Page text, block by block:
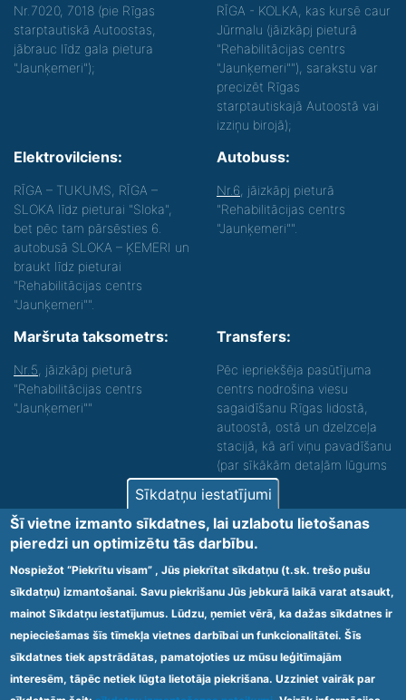
Nr.7020, 7018 (pie Rīgas
starptautiskā Autoostas,
jābrauc līdz gala pietura
"Jaunķemeri");
RĪGA - KOLKA, kas kursē caur
Jūrmalu (jāizkāpj pieturā
"Rehabilitācijas centrs
"Jaunķemeri""), sarakstu var
precizēt Rīgas
starptautiskajā Autoostā vai
izziņu birojā);
Elektrovilciens:
RĪGA – TUKUMS, RĪGA –
SLOKA līdz pieturai "Sloka",
bet pēc tam pārsēsties 6.
autobusā SLOKA – ĶEMERI un
braukt līdz pieturai
"Rehabilitācijas centrs
"Jaunķemeri"".
Autobuss:
Nr.6 , jāizkāpj pieturā
"Rehabilitācijas centrs
"Jaunķemeri"".
Maršruta taksometrs:
Nr.5 , jāizkāpj pieturā
"Rehabilitācijas centrs
"Jaunķemeri""
Transfers:
Pēc iepriekšēja pasūtījuma
centrs nodrošina viesu
sagaidīšanu Rīgas lidostā,
autoostā, ostā un dzelzceļa
stacijā, kā arī viņu pavadīšanu
(par sīkākām detaļām lūgums
zvanīt).
Nodrošinām vides piekļūstamību personām ar
funkcionāliem traucējumiem! SIA „Sanare-KRC
Jaunķemeri”, Kolkas ielā 20, Jūrmalā ir nodrošināta vides
piekļūstamība personām ar funkcionāliem traucējumiem,
tādejādi nodrošinot atbilstību Ministru kabineta
2009.gada 20.janvāra noteikumos Nr.60 „Noteikumi par
obligātajām prasībām ārstniecības iestādēm un to
struktūrvienībām” minētajām prasībām.
Ārstniecības iestādes kods 1300 – 64003
Sīkdatņu iestatījumi
Šī vietne izmanto sīkdatnes, lai uzlabotu lietošanas
pieredzi un optimizētu tās darbību.
Nospiežot “Piekrītu visam” , Jūs piekrītat sīkdatņu (t.sk. trešo pušu
sīkdatņu) izmantošanai. Savu piekrišanu Jūs jebkurā laikā varat atsaukt,
mainot Sīkdatņu iestatījumus. Lūdzu, ņemiet vērā, ka dažas sīkdatnes ir
nepieciešamas šīs tīmekļa vietnes darbībai un funkcionalitātei. Šīs
sīkdatnes tiek apstrādātas, pamatojoties uz mūsu leģitīmajām
interesēm, tāpēc netiek lūgta lietotāja piekrišana. Uzziniet vairāk par